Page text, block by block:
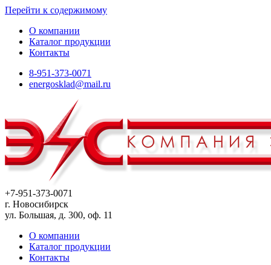
Перейти к содержимому
О компании
Каталог продукции
Контакты
8-951-373-0071
energosklad@mail.ru
+7-951-373-0071
г. Новосибирск
ул. Большая, д. 300, оф. 11
О компании
Каталог продукции
Контакты